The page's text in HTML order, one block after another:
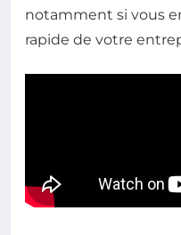
notamment si vous
rapide de votre